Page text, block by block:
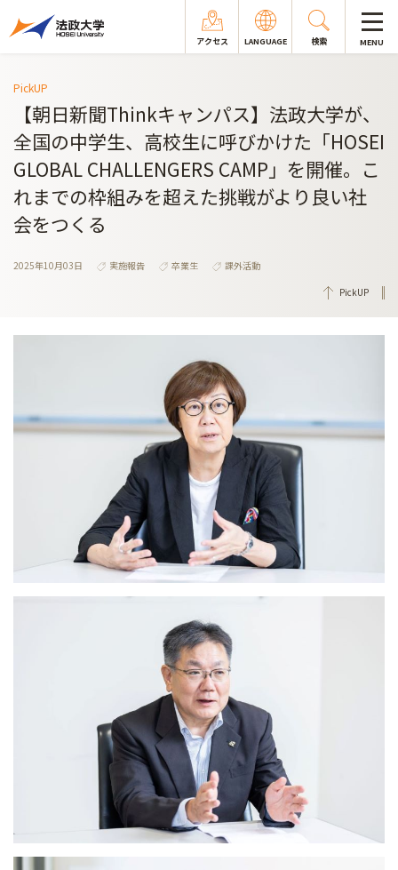
アクセス LANGUAGE 検索 MENU
PickUP
【朝日新聞Thinkキャンパス】法政大学が、
全国の中学生、高校生に呼びかけた「HOSEI
GLOBAL CHALLENGERS CAMP」を開催。こ
れまでの枠組みを超えた挑戦がより良い社
会をつくる
2025年10月03日 実施報告 卒業生
課外活動
PickUP